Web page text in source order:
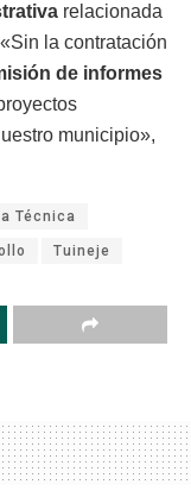
relacionada
la contratación
de informes
municipio»,
Técnica
Tuineje